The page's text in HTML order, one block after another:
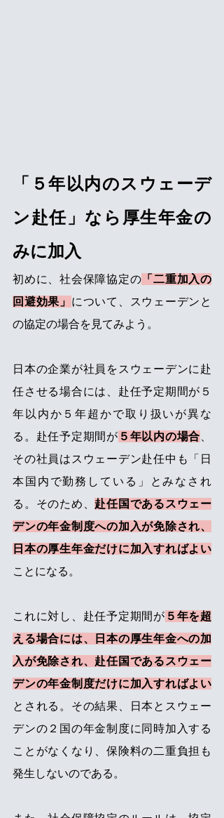
「５年以内のスウェーデ
ン赴任」なら厚生年金の
みに加入
初めに、社会保障協定の 「二重加入の
回避効果」 について、スウェーデンと
の協定の場合を見てみよう。
日本の企業が社員をスウェーデンに赴
任させる場合には、赴任予定期間が５
年以内か５年超かで取り扱いが異な
る。赴任予定期間が ５年以内の場合、
その社員はスウェーデン赴任中も「日
本国内で勤務している」とみなされ
る。そのため、 赴任国であるスウェー
デンの年金制度への加入が免除され、
日本の厚生年金だけに加入すればよい
ことになる。
これに対し、赴任予定期間が ５年を超
える場合には、日本の厚生年金への加
入が免除され、赴任国であるスウェー
デンの年金制度だけに加入すればよい
とされる。その結果、日本とスウェー
デンの２国の年金制度に同時加入する
ことがなくなり、保険料の二重負担も
発生しないのである。